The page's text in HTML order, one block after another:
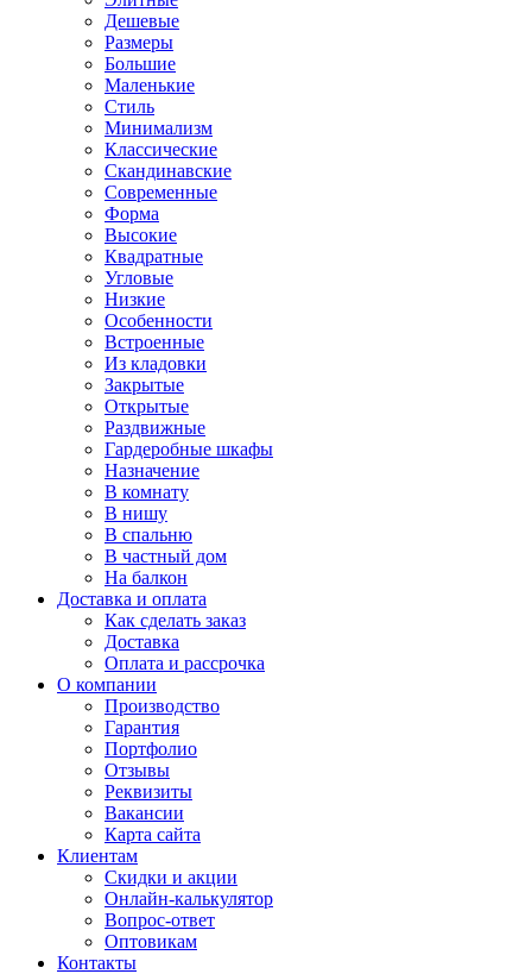
Дешевые
Размеры
Большие
Маленькие
Стиль
Минимализм
Классические
Скандинавские
Современные
Форма
Высокие
Квадратные
Угловые
Низкие
Особенности
Встроенные
Из кладовки
Закрытые
Открытые
Раздвижные
Гардеробные шкафы
Назначение
В комнату
В нишу
В спальню
В частный дом
На балкон
Доставка и оплата
Как сделать заказ
Доставка
Оплата и рассрочка
О компании
Производство
Гарантия
Портфолио
Отзывы
Реквизиты
Вакансии
Карта сайта
Клиентам
Скидки и акции
Онлайн-калькулятор
Вопрос-ответ
Оптовикам
Контакты